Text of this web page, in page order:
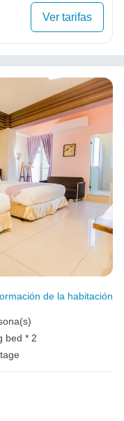
Ver tarifas
de la habitación
bed * 2